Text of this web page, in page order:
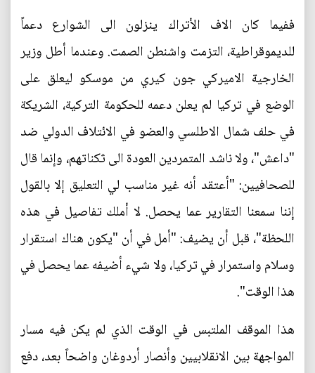
ففيما كان الاف الأتراك ينزلون الى الشوارع دعماً
للديموقراطية، التزمت واشنطن الصمت. وعندما أطل وزير
الخارجية الاميركي جون كيري من موسكو ليعلق على
الوضع في تركيا لم يعلن دعمه للحكومة التركية، الشريكة
في حلف شمال الاطلسي والعضو في الائتلاف الدولي ضد
"داعش"، ولا ناشد المتمردين العودة الى ثكناتهم، وإنما قال
للصحافيين: "أعتقد أنه غير مناسب لي التعليق إلا بالقول
إننا سمعنا التقارير عما يحصل. لا أملك تفاصيل في هذه
اللحظة"، قبل أن يضيف: "أمل في أن "يكون هناك استقرار
وسلام واستمرار في تركيا، ولا شيء أضيفه عما يحصل في
هذا الوقت".
هذا الموقف الملتبس في الوقت الذي لم يكن فيه مسار
المواجهة بين الانقلابيين وأنصار أردوغان واضحاً بعد، دفع